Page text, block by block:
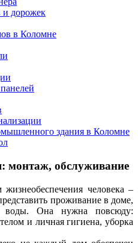
и дорожек
в Коломне
здания в Коломне
монтаж, обслуживание
человека –
проживание в доме,
воды. Она нужна повсюду:
и личная гигиена, уборка